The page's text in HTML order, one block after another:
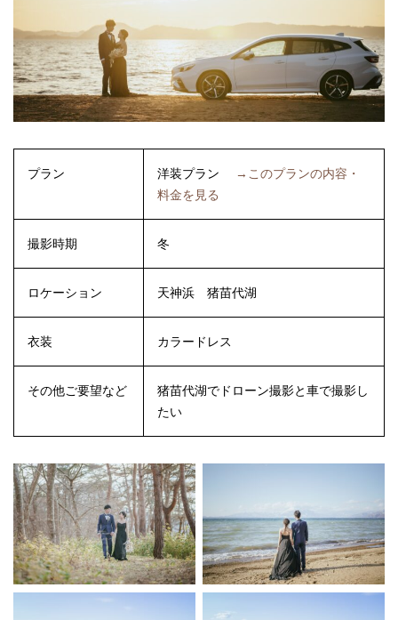
プラン 洋装プラン
→このプランの内容・
料金を見る
撮影時期 冬
ロケーション 天神浜 猪苗代湖
衣装 カラードレス
その他ご要望など
猪苗代湖でドローン撮影と車で撮影し
たい